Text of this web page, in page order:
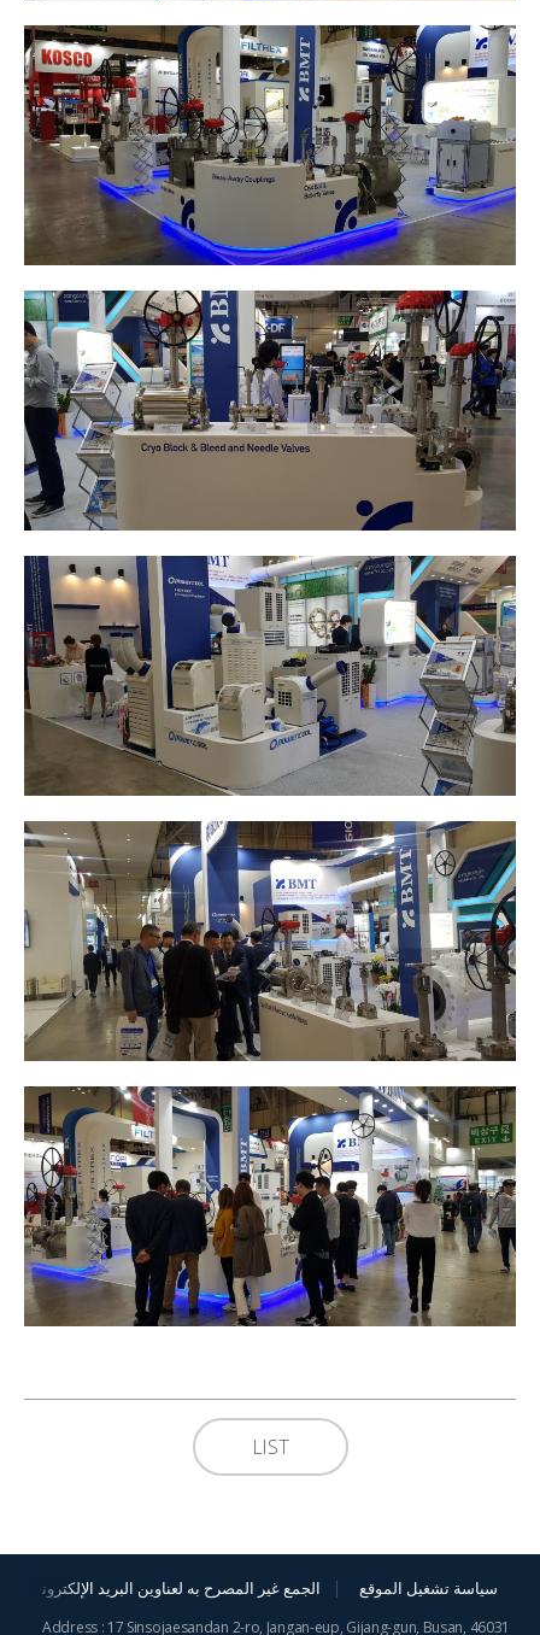
LIST
سياسة تشغيل الموقع الجمع غير المصرح به لعناوين البريد الإلكترونية
Address : 17 Sinsojaesandan 2-ro, Jangan-eup, Gijang-gun, Busan, 46031